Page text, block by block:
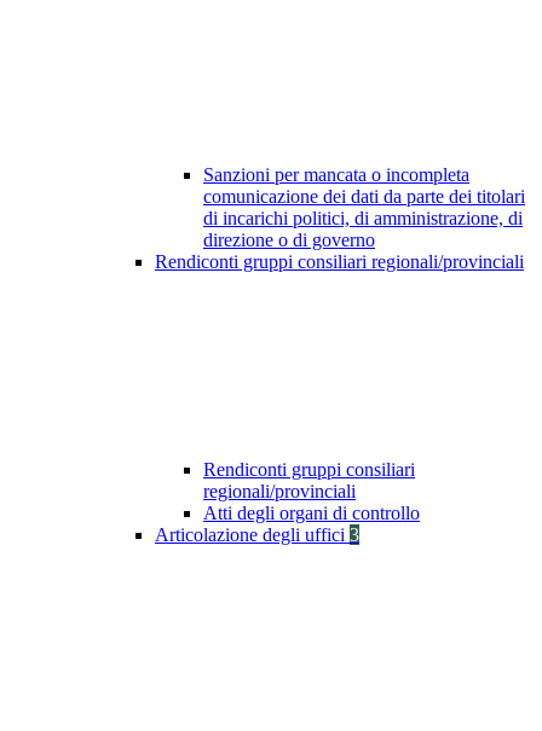
Sanzioni per mancata o incompleta
comunicazione dei dati da parte dei titolari
di incarichi politici, di amministrazione, di
direzione o di governo
Rendiconti gruppi consiliari regionali/provinciali
Rendiconti gruppi consiliari
regionali/provinciali
Atti degli organi di controllo
Articolazione degli uffici 3